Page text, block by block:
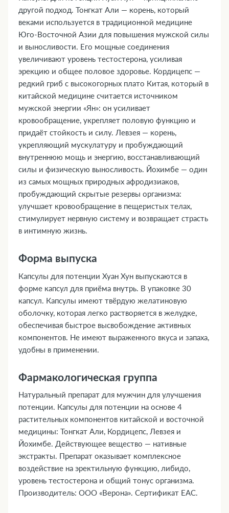
другой подход. Тонгкат Али — корень, который
веками используется в традиционной медицине
Юго-Восточной Азии для повышения мужской силы
и выносливости. Его мощные соединения
увеличивают уровень тестостерона, усиливая
эрекцию и общее половое здоровье. Кордицепс —
редкий гриб с высокогорных плато Китая, который в
китайской медицине считается источником
мужской энергии «Ян»: он усиливает
кровообращение, укрепляет половую функцию и
придаёт стойкость и силу. Левзея — корень,
укрепляющий мускулатуру и пробуждающий
внутреннюю мощь и энергию, восстанавливающий
силы и физическую выносливость. Йохимбе — один
из самых мощных природных афродизиаков,
пробуждающий скрытые резервы организма:
улучшает кровообращение в пещеристых телах,
стимулирует нервную систему и возвращает страсть
в интимную жизнь.
Форма выпуска
Капсулы для потенции Хуан Хун выпускаются в
форме капсул для приёма внутрь. В упаковке 30
капсул. Капсулы имеют твёрдую желатиновую
оболочку, которая легко растворяется в желудке,
обеспечивая быстрое высвобождение активных
компонентов. Не имеют выраженного вкуса и запаха,
удобны в применении.
Фармакологическая группа
Натуральный препарат для мужчин для улучшения
потенции. Капсулы для потенции на основе 4
растительных компонентов китайской и восточной
медицины: Тонгкат Али, Кордицепс, Левзея и
Йохимбе. Действующее вещество — нативные
экстракты. Препарат оказывает комплексное
воздействие на эректильную функцию, либидо,
уровень тестостерона и общий тонус организма.
Производитель: ООО «Верона». Сертификат ЕАС.